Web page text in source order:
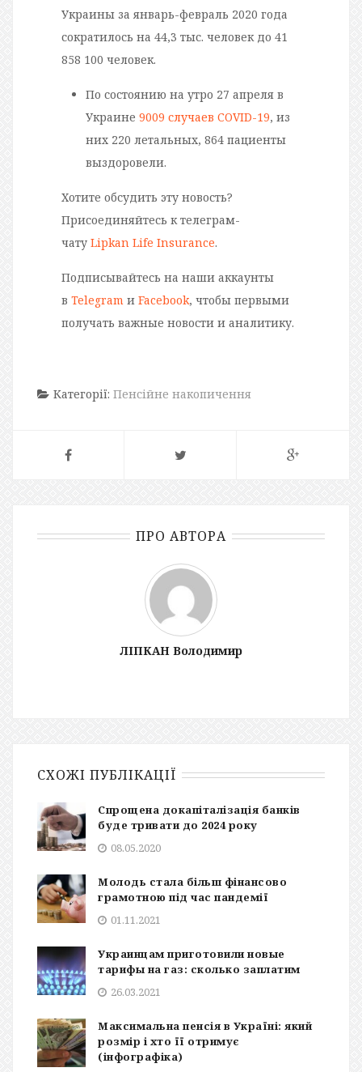
Украины за январь-февраль 2020 года
сократилось на 44,3 тыс. человек до 41
858 100 человек.
По состоянию на утро 27 апреля в
Украине 9009 случаев COVID-19, из
них 220 летальных, 864 пациенты
выздоровели.
Хотите обсудить эту новость?
Присоединяйтесь к телеграм-
чату Lipkan Life Insurance.
Подписывайтесь на наши аккаунты
в Telegram и Facebook, чтобы первыми
получать важные новости и аналитику.
Категорії: Пенсійне накопичення
ПРО АВТОРА
ЛІПКАН Володимир
СХОЖІ ПУБЛІКАЦІЇ
Спрощена докапіталізація банків
буде тривати до 2024 року
08.05.2020
Молодь стала більш фінансово
грамотною під час пандемії
01.11.2021
Украинцам приготовили новые
тарифы на газ: сколько заплатим
26.03.2021
Максимальна пенсія в Україні: який
розмір і хто її отримує
(інфографіка)